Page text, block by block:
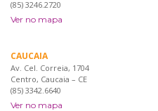
(85) 3246.2720
Ver no mapa
CAUCAIA
Av. Cel. Correia, 1704
Centro, Caucaia – CE
(85) 3342.6640
Ver no mapa